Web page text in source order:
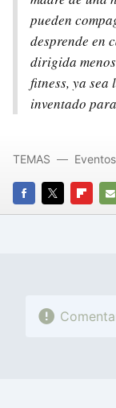
pueden
desprende en
dirigida
fitness, ya sea
inventado
FACEBOOK
TWITTER
E-
TEMAS Eventos